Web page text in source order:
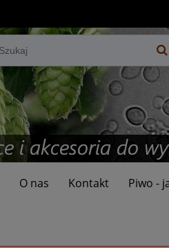
O nas Kontakt Piwo -